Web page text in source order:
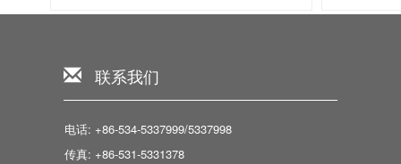
联系我们
电话: +86-534-5337999/5337998
传真: +86-531-5331378